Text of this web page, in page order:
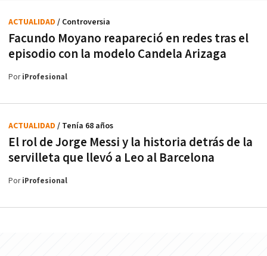
Facundo Moyano reapareció en redes tras el
episodio con la modelo Candela Arizaga
ACTUALIDAD / Controversia
PoriProfesional
El rol de Jorge Messi y la historia detrás de la
servilleta que llevó a Leo al Barcelona
ACTUALIDAD / Tenía 68 años
PoriProfesional